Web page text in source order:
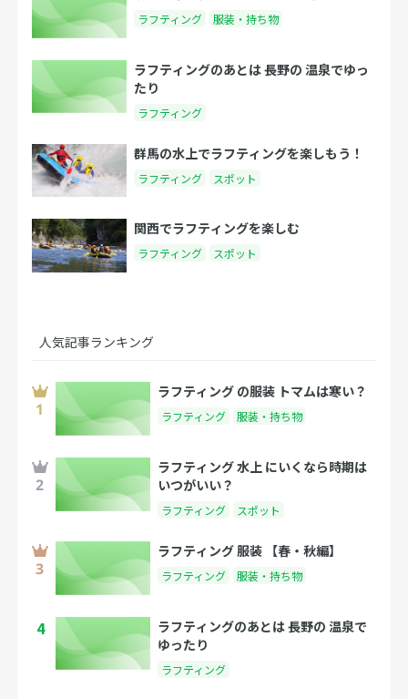
ラフティング 服装・持ち物
ラフティングのあとは 長野の 温泉でゆっ
たり
ラフティング
群馬の水上でラフティングを楽しもう！
ラフティング スポット
関西でラフティングを楽しむ
ラフティング スポット
人気記事ランキング
ラフティング の服装 トマムは寒い？
ラフティング 服装・持ち物
ラフティング 水上 にいくなら時期は
いつがいい？
ラフティング スポット
ラフティング 服装 【春・秋編】
ラフティング 服装・持ち物
4
ラフティングのあとは 長野の 温泉で
ゆったり
ラフティング